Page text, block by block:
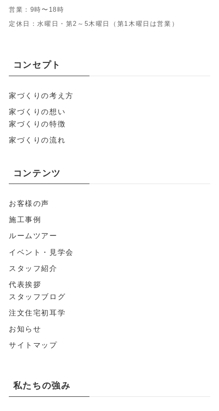
営業：9時〜18時
定休日：水曜日・第2～5木曜日（第1木曜日は営業）
コンセプト
家づくりの考え方
家づくりの想い
家づくりの特徴
家づくりの流れ
コンテンツ
お客様の声
施工事例
ルームツアー
イベント・見学会
スタッフ紹介
代表挨拶
スタッフブログ
注文住宅初耳学
お知らせ
サイトマップ
私たちの強み